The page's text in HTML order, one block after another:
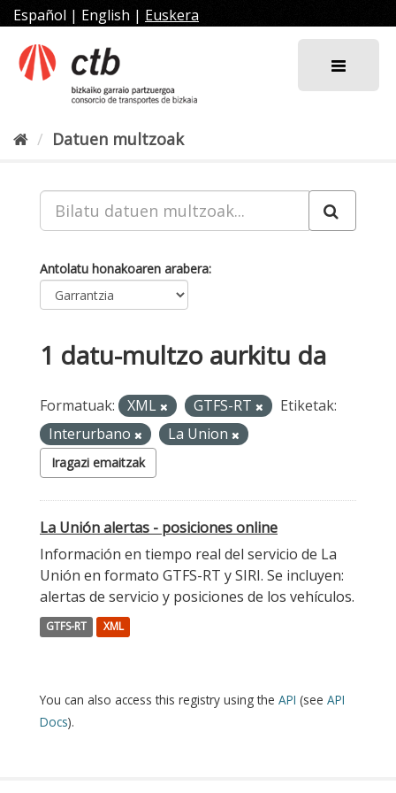
Joan
edukira
Español | English | Euskera
Datuen multzoak
Antolatu honakoaren arabera
1 datu-multzo aurkitu da
Formatuak: XML GTFS-RT
Etiketak:
Interurbano
La Union
Iragazi emaitzak
La Unión alertas - posiciones online
Información en tiempo real del servicio de La
Unión en formato GTFS-RT y SIRI. Se incluyen:
alertas de servicio y posiciones de los vehículos.
GTFS-RT XML
You can also access this registry using the API (see API
Docs).